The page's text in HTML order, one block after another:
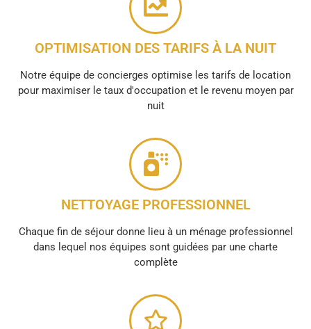
OPTIMISATION DES TARIFS À LA NUIT
Notre équipe de concierges optimise les tarifs de location
pour maximiser le taux d'occupation et le revenu moyen par
nuit
NETTOYAGE PROFESSIONNEL
Chaque fin de séjour donne lieu à un ménage professionnel
dans lequel nos équipes sont guidées par une charte
complète